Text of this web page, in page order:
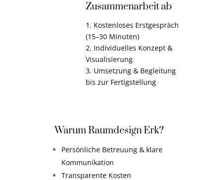
Zusammenarbeit ab
1. Kostenloses Erstgespräch
(15–30 Minuten)
2. Individuelles Konzept &
Visualisierung
3. Umsetzung & Begleitung
bis zur Fertigstellung
Warum Raumdesign Erk?
Persönliche Betreuung & klare
Kommunikation
Transparente Kosten